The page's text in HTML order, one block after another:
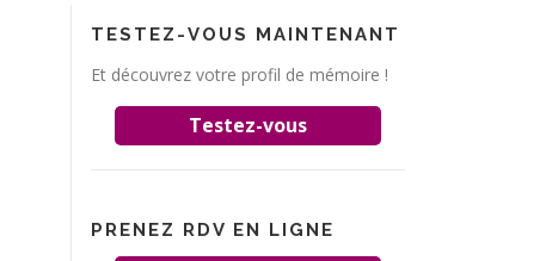
TESTEZ-VOUS MAINTENANT
Et découvrez votre profil de mémoire !
Testez-vous
PRENEZ RDV EN LIGNE